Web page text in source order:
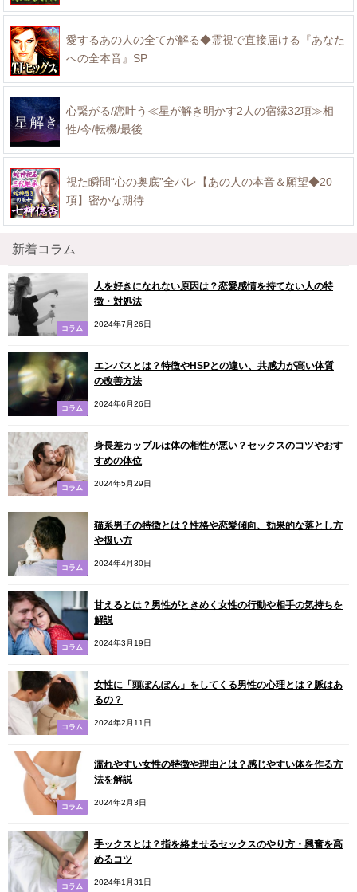
愛するあの人の全てが解る◆霊視で直接届ける『あなた
への全本音』SP
心繋がる/恋叶う≪星が解き明かす2人の宿縁32項≫相
性/今/転機/最後
視た瞬間“心の奥底”全バレ【あの人の本音＆願望◆20
項】密かな期待
新着コラム
コラム
人を好きになれない原因は？恋愛感情を持てない人の特
徴・対処法
2024年7月26日
コラム
エンパスとは？特徴やHSPとの違い、共感力が高い体質
の改善方法
2024年6月26日
コラム
身長差カップルは体の相性が悪い？セックスのコツやおす
すめの体位
2024年5月29日
コラム
猫系男子の特徴とは？性格や恋愛傾向、効果的な落とし方
や扱い方
2024年4月30日
コラム
甘えるとは？男性がときめく女性の行動や相手の気持ちを
解説
2024年3月19日
コラム
女性に「頭ぽんぽん」をしてくる男性の心理とは？脈はあ
るの？
2024年2月11日
コラム
濡れやすい女性の特徴や理由とは？感じやすい体を作る方
法を解説
2024年2月3日
コラム
手ックスとは？指を絡ませるセックスのやり方・興奮を高
めるコツ
2024年1月31日